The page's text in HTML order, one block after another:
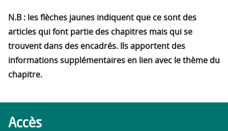
N.B : les flèches jaunes indiquent que ce sont des
articles qui font partie des chapitres mais qui se
trouvent dans des encadrés. Ils apportent des
informations supplémentaires en lien avec le thème du
chapitre.
Accès